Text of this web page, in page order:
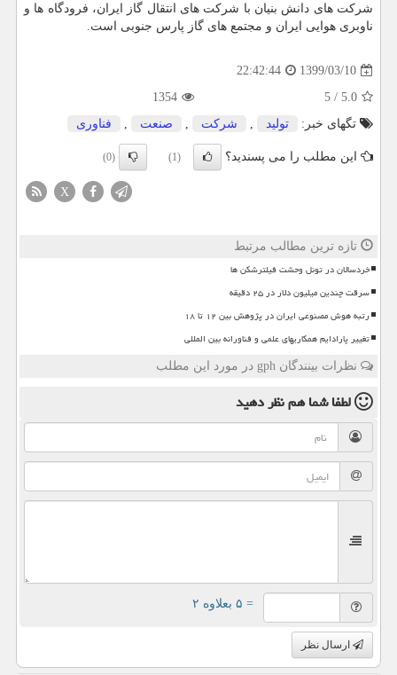
شرکت های دانش بنیان با شرکت های انتقال گاز ایران، فرودگاه ها و
ناوبری هوایی ایران و مجتمع های گاز پارس جنوبی است.
1399/03/10
22:42:44
5.0
/
5
1354
تگهای خبر:
تولید , شركت , صنعت , فناوری
این مطلب را می پسندید؟ (1)
(0)
X
تازه ترین مطالب مرتبط
خردسالان در تونل وحشت فیلترشکن ها
سرقت چندین میلیون دلار در ۲۵ دقیقه
رتبه هوش مصنوعی ایران در پژوهش بین ۱۲ تا ۱۸
تغییر پارادایم همکاریهای علمی و فناورانه بین المللی
نظرات بینندگان gph در مورد این مطلب
لطفا شما همنظر دهید
= ۵ بعلاوه ۲
ارسال نظر